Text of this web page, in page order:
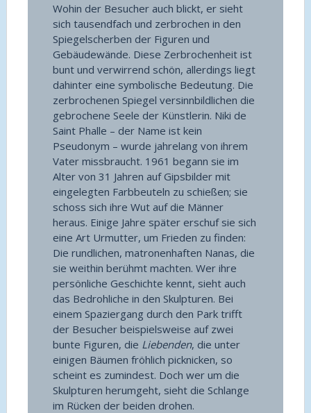
Wohin der Besucher auch blickt, er sieht
sich tausendfach und zerbrochen in den
Spiegelscherben der Figuren und
Gebäudewände. Diese Zerbrochenheit ist
bunt und verwirrend schön, allerdings liegt
dahinter eine symbolische Bedeutung. Die
zerbrochenen Spiegel versinnbildlichen die
gebrochene Seele der Künstlerin. Niki de
Saint Phalle – der Name ist kein
Pseudonym – wurde jahrelang von ihrem
Vater missbraucht. 1961 begann sie im
Alter von 31 Jahren auf Gipsbilder mit
eingelegten Farbbeuteln zu schießen; sie
schoss sich ihre Wut auf die Männer
heraus. Einige Jahre später erschuf sie sich
eine Art Urmutter, um Frieden zu finden:
Die rundlichen, matronenhaften Nanas, die
sie weithin berühmt machten. Wer ihre
persönliche Geschichte kennt, sieht auch
das Bedrohliche in den Skulpturen. Bei
einem Spaziergang durch den Park trifft
der Besucher beispielsweise auf zwei
bunte Figuren, die Liebenden, die unter
einigen Bäumen fröhlich picknicken, so
scheint es zumindest. Doch wer um die
Skulpturen herumgeht, sieht die Schlange
im Rücken der beiden drohen.